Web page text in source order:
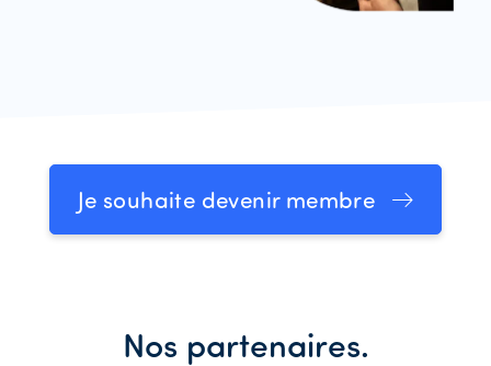
Je souhaite devenir membre
Nos partenaires.